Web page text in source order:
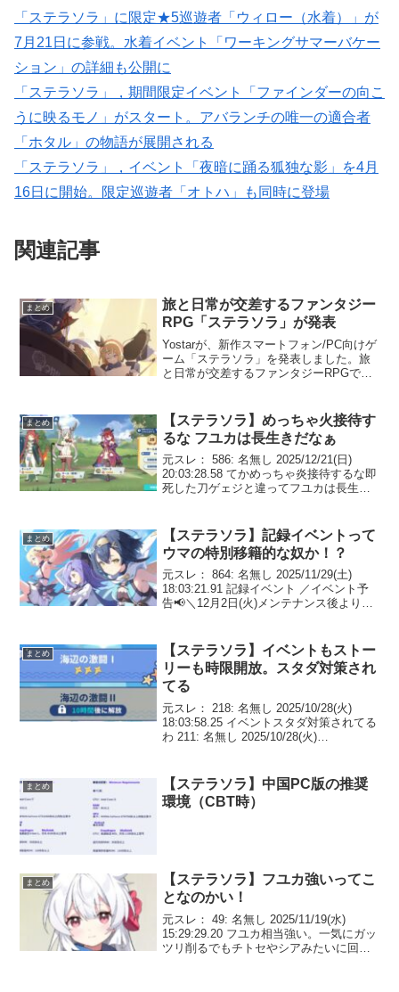
「ステラソラ」に限定★5巡遊者「ウィロー（水着）」が
7月21日に参戦。水着イベント「ワーキングサマーバケー
ション」の詳細も公開に
「ステラソラ」，期間限定イベント「ファインダーの向こ
うに映るモノ」がスタート。アバランチの唯一の適合者
「ホタル」の物語が展開される
「ステラソラ」，イベント「夜暗に踊る狐独な影」を4月
16日に開始。限定巡遊者「オトハ」も同時に登場
関連記事
まとめ
旅と日常が交差するファンタジー
RPG「ステラソラ」が発表
Yostarが、新作スマートフォン/PC向けゲ
ーム「ステラソラ」を発表しました。旅
と日常が交差するファンタジーRPGで
本のPVが公開されています。アニメPV
ゲームプ...
まとめ
【ステラソラ】めっちゃ火接待す
るな フユカは長生きだなぁ
元スレ： 586: 名無し 2025/12/21(日)
20:03:28.58 てかめっちゃ炎接待するな即
死した刀ゲェジと違ってフユカは長生き
596: 名無し 2025/...
まとめ
【ステラソラ】記録イベントって
ウマの特別移籍的な奴か！？
元スレ： 864: 名無し 2025/11/29(土)
18:03:21.91 記録イベント ／イベント予
告📢＼12月2日(火)メンテナンス後より、
ナンス後～...
まとめ
【ステラソラ】イベントもストー
リーも時限開放。スタダ対策され
てる
元スレ： 218: 名無し 2025/10/28(火)
18:03:58.25 イベントスタダ対策されてる
わ 211: 名無し 2025/10/28(火)
まとめ
【ステラソラ】中国PC版の推奨
環境（CBT時）
まとめ
【ステラソラ】フユカ強いってこ
となのかい！
元スレ： 49: 名無し 2025/11/19(水)
15:29:29.20 フユカ相当強い。一気にガッ
ツリ削るでもチトセやシアみたいに回避